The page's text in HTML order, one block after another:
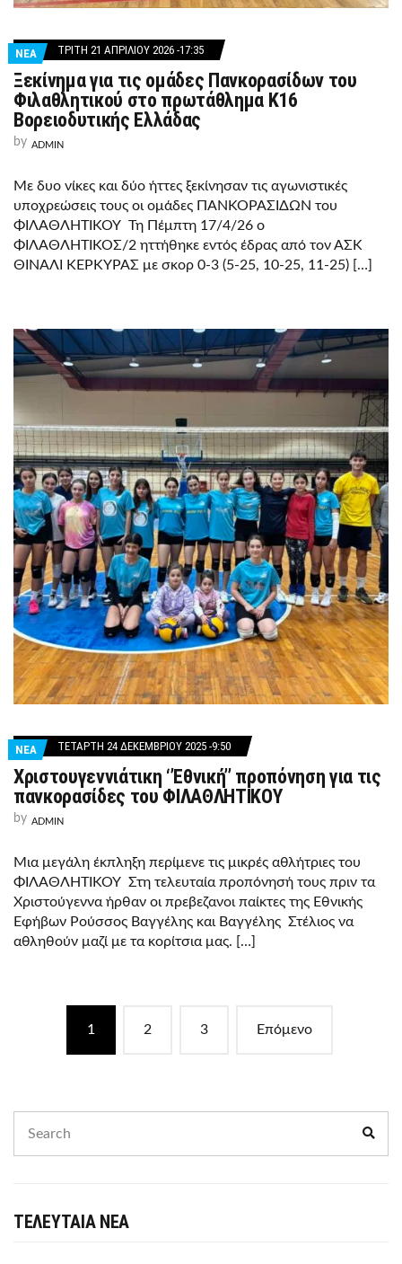
ΝΕΑ ΤΡΊΤΗ 21 ΑΠΡΙΛΊΟΥ 2026 -17:35
Ξεκίνημα για τις ομάδες Πανκορασίδων του
Φιλαθλητικού στο πρωτάθλημα Κ16
Βορειοδυτικής Ελλάδας
by ADMIN
Με δυο νίκες και δύο ήττες ξεκίνησαν τις αγωνιστικές
υποχρεώσεις τους οι ομάδες ΠΑΝΚΟΡΑΣΊΔΩΝ του
ΦΙΛΑΘΛΗΤΙΚΟΥ Τη Πέμπτη 17/4/26 ο
ΦΙΛΑΘΛΗΤΙΚΟΣ/2 ηττήθηκε εντός έδρας από τον ΑΣΚ
ΘΙΝΑΛΙ ΚΕΡΚΥΡΑΣ με σκορ 0-3 (5-25, 10-25, 11-25) […]
ΝΕΑ ΤΕΤΆΡΤΗ 24 ΔΕΚΕΜΒΡΊΟΥ 2025 -9:50
Χριστουγεννιάτικη ‘’Εθνική’’ προπόνηση για τις
πανκορασίδες του ΦΙΛΑΘΛΗΤΙΚΟΥ
by ADMIN
Μια μεγάλη έκπληξη περίμενε τις μικρές αθλήτριες του
ΦΙΛΑΘΛΗΤΙΚΟΥ Στη τελευταία προπόνησή τους πριν τα
Χριστούγεννα ήρθαν οι πρεβεζανοι παίκτες της Εθνικής
Εφήβων Ρούσσος Βαγγέλης και Βαγγέλης Στέλιος να
αθληθούν μαζί με τα κορίτσια μας. […]
navigation
1 2 3 Επόμενο
for:
ΤΕΛΕΥΤΑΙΑ ΝΕΑ